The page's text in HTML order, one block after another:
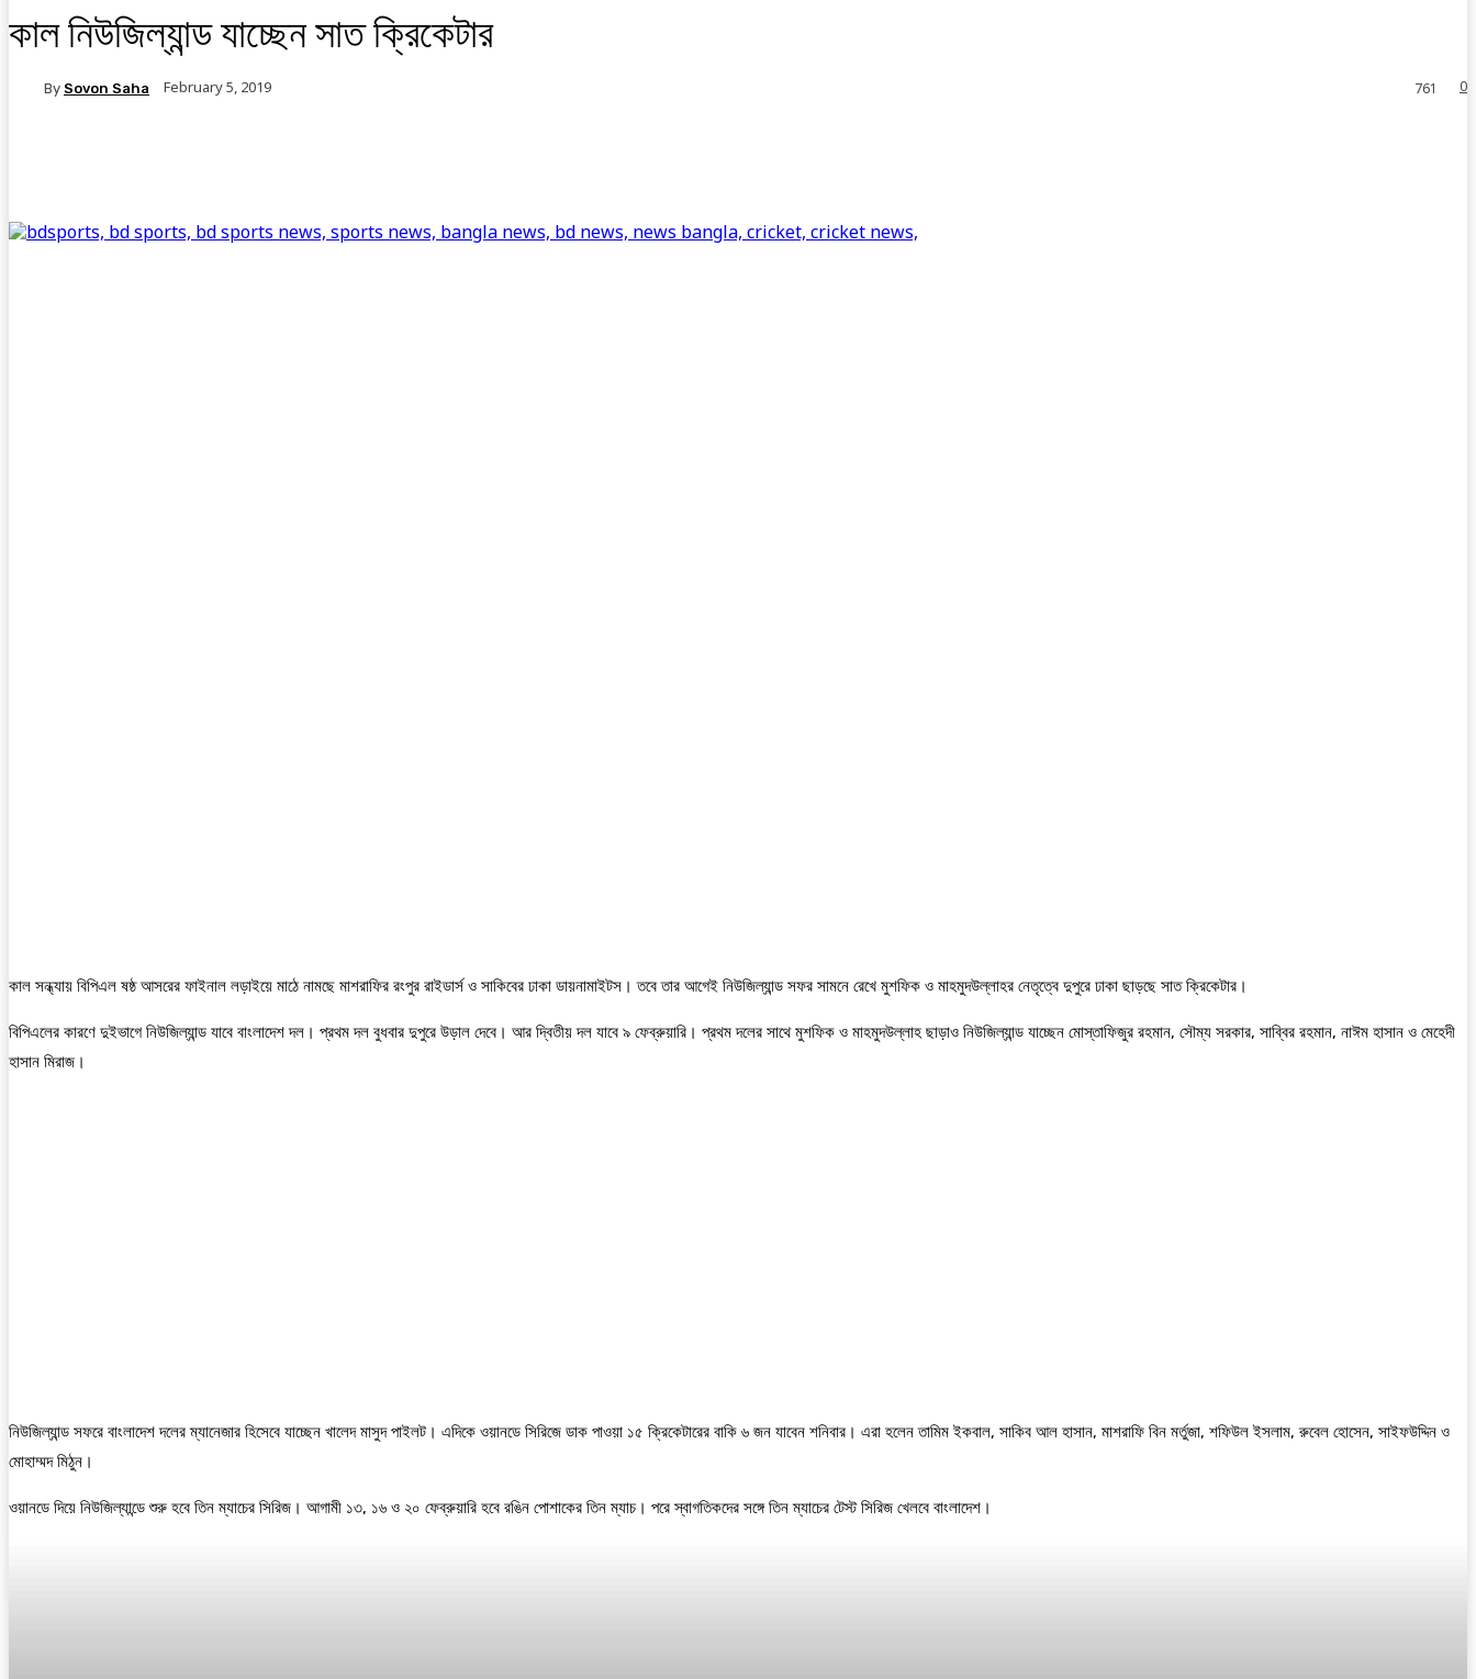
কাল নিউজিল্যান্ড যাচ্ছেন সাত ক্রিকেটার
By Sovon Saha February 5, 2019 0
761
কাল সন্ধ্যায় বিপিএল ষষ্ঠ আসরের ফাইনাল লড়াইয়ে মাঠে নামছে মাশরাফির রংপুর রাইডার্স ও সাকিবের ঢাকা ডায়নামাইটস। তবে তার আগেই নিউজিল্যান্ড সফর সামনে রেখে মুশফিক ও মাহমুদউল্লাহর নেতৃত্বে দুপুরে ঢাকা ছাড়ছে সাত ক্রিকেটার।
বিপিএলের কারণে দুইভাগে নিউজিল্যান্ড যাবে বাংলাদেশ দল। প্রথম দল বুধবার দুপুরে উড়াল দেবে। আর দ্বিতীয় দল যাবে ৯ ফেব্রুয়ারি। প্রথম দলের সাথে মুশফিক ও মাহমুদউল্লাহ ছাড়াও নিউজিল্যান্ড যাচ্ছেন মোস্তাফিজুর রহমান, সৌম্য সরকার, সাব্বির রহমান, নাঈম হাসান ও মেহেদী
হাসান মিরাজ।
নিউজিল্যান্ড সফরে বাংলাদেশ দলের ম্যানেজার হিসেবে যাচ্ছেন খালেদ মাসুদ পাইলট। এদিকে ওয়ানডে সিরিজে ডাক পাওয়া ১৫ ক্রিকেটারের বাকি ৬ জন যাবেন শনিবার। এরা হলেন তামিম ইকবাল, সাকিব আল হাসান, মাশরাফি বিন মর্তুজা, শফিউল ইসলাম, রুবেল হোসেন, সাইফউদ্দিন ও
মোহাম্মদ মিঠুন।
ওয়ানডে দিয়ে নিউজিল্যান্ডে শুরু হবে তিন ম্যাচের সিরিজ। আগামী ১৩, ১৬ ও ২০ ফেব্রুয়ারি হবে রঙিন পোশাকের তিন ম্যাচ। পরে স্বাগতিকদের সঙ্গে তিন ম্যাচের টেস্ট সিরিজ খেলবে বাংলাদেশ।